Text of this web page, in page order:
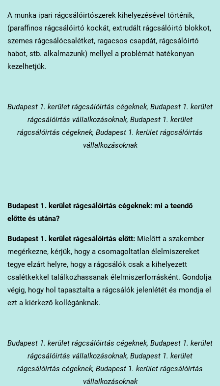
A munka ipari rágcsálóirtószerek kihelyezésével történik,
(paraffinos rágcsálóirtó kockát, extrudált rágcsálóirtó blokkot,
szemes rágcsálócsalétket, ragacsos csapdát, rágcsálóirtó
habot, stb. alkalmazunk) mellyel a problémát hatékonyan
kezelhetjük.
Budapest 1. kerület rágcsálóirtás cégeknek, Budapest 1. kerület
rágcsálóirtás vállalkozásoknak, Budapest 1. kerület
rágcsálóirtás cégeknek, Budapest 1. kerület rágcsálóirtás
vállalkozásoknak
Budapest 1. kerületrágcsálóirtás cégeknek: mi a teendő
előtte és utána?
Budapest 1. kerületrágcsálóirtás előtt:Mielőtt a szakember
megérkezne, kérjük, hogy a csomagoltatlan élelmiszereket
tegye elzárt helyre, hogy a rágcsálók csak a kihelyezett
csalétkekkel találkozhassanak élelmiszerforrásként. Gondolja
végig, hogy hol tapasztalta a rágcsálók jelenlétét és mondja el
ezt a kiérkező kollégánknak.
Budapest 1. kerület rágcsálóirtás cégeknek, Budapest 1. kerület
rágcsálóirtás vállalkozásoknak, Budapest 1. kerület
rágcsálóirtás cégeknek, Budapest 1. kerület rágcsálóirtás
vállalkozásoknak